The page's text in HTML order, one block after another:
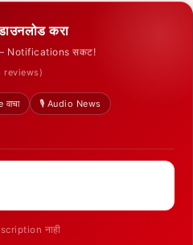
करा
— Notifications सकट!
reviews)
🎙️ Audio News
नाही